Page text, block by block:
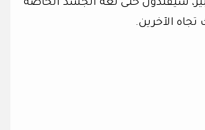
سيقلدون حتى لغة الجسد الخاصة
الآخرين.